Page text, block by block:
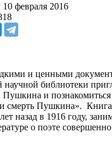
февраля 2016
и ценными
научной библиотеки
и
смерть Пушкина».
назад в 1916 году,
о поэте